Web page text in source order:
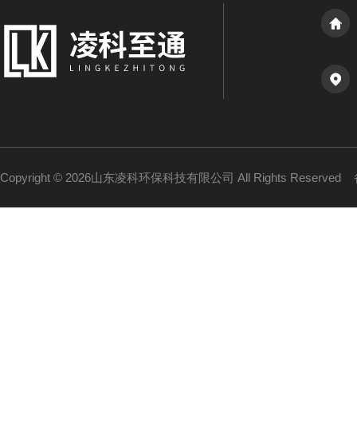
Copyright © 2026山东凌科环保科技有限公司 All Rights Reserved